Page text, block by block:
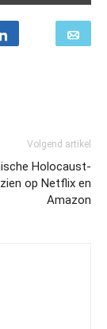
Volgend artikel
Holocaust-
op Netflix en
Amazon